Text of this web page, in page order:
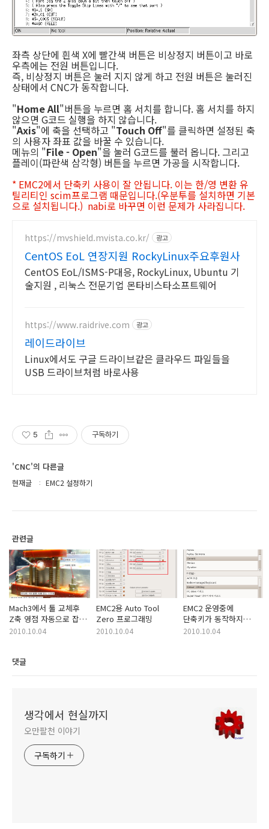
좌측 상단에 흰색 X에 빨간색 버튼은 비상정지 버튼이고 바로
우측에는 전원 버튼입니다.
즉, 비상정지 버튼은 눌러 지지 않게 하고 전원 버튼은 눌러진
상태에서 CNC가 동작합니다.
"Home All"버튼을 누르면 홈 서치를 합니다. 홈 서치를 하지
않으면 G코드 실행을 하지 않습니다.
"Axis"에 축을 선택하고 "Touch Off"를 클릭하면 설정된 축
의 사용자 좌표 값을 바꿀 수 있습니다.
메뉴의 "File - Open"을 눌러 G코드를 불러 옵니다. 그리고
플레이(파란색 삼각형) 버튼을 누르면 가공을 시작합니다.
* EMC2에서 단축키 사용이 잘 안됩니다. 이는 한/영 변환 유
틸리티인 scim프로그램 때문입니다.(우분투를 설치하면 기본
으로 설치됩니다.) nabi로 바꾸면 이런 문제가 사라집니다.
https://mvshield.mvista.co.kr/ 광고
CentOS EoL 연장지원 RockyLinux주요후원사
CentOS EoL/ISMS-P대응, RockyLinux, Ubuntu 기
술지원 , 리눅스 전문기업 몬타비스타소프트웨어
https://www.raidrive.com 광고
레이드라이브
Linux에서도 구글 드라이브같은 클라우드 파일들을
USB 드라이브처럼 바로사용
5 구독하기
'CNC'의 다른글
현재글 EMC2 설정하기
관련글
Mach3에서 툴 교체후
Z축 영점 자동으로 잡기
(Auto ToolZero)
2010.10.04
EMC2용 Auto Tool
Zero 프로그래밍
2010.10.04
EMC2 운영중에
단축키가 동작하지
않으면 nabi로 바꿉니다.
2010.10.04
댓글
생각에서 현실까지
오만팔천 이야기
구독하기